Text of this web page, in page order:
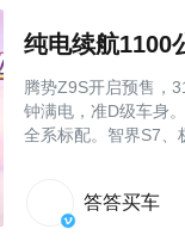
纯电续航1100
腾势Z9S开启预售，
钟满电，准D级车身
全系标配。智界S7、
答答买车